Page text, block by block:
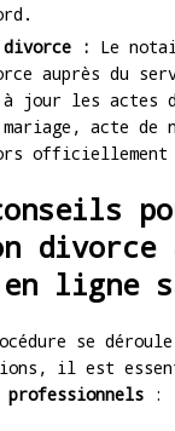
: Le
auprès du
jour les actes
acte de
officiellement
divorce
ligne
se
il est
: